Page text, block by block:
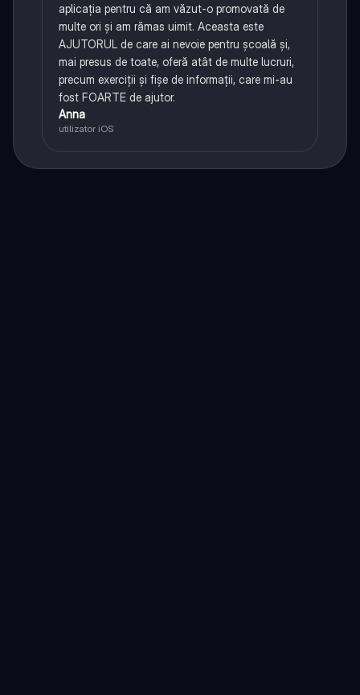
aplicația pentru că am văzut-o promovată de
multe ori și am rămas uimit. Aceasta este
AJUTORUL de care ai nevoie pentru școală și,
mai presus de toate, oferă atât de multe lucruri,
precum exerciții și fișe de informații, care mi-au
fost FOARTE de ajutor.
Anna
utilizator iOS